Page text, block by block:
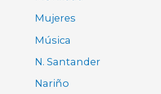
Mujeres
Música
N. Santander
Nariño